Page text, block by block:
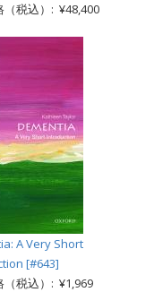
（税込）: ¥48,400
A Very Short
[#643]
（税込）: ¥1,969